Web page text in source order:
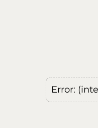
Error: